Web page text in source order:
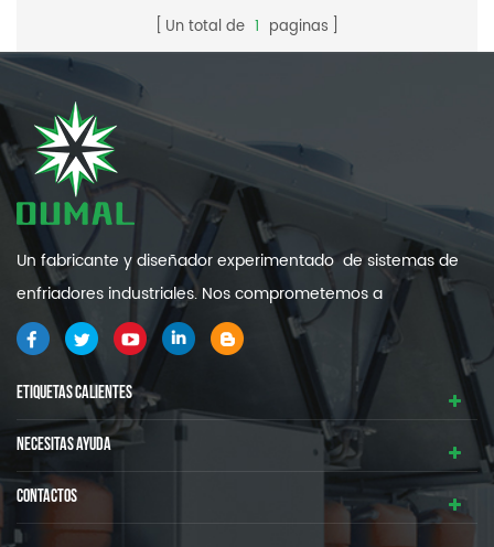
Un total de 1 paginas
Un fabricante y diseñador experimentado de sistemas de
enfriadores industriales. Nos comprometemos a
proporcionarle sistemas de refrigeración industrial de alta
calidad y eficiencia .
ETIQUETAS CALIENTES
NECESITAS AYUDA
CONTACTOS